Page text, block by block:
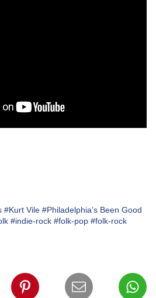
#Kurt Vile #Philadelphia’s Been Good
#indie-rock #folk-pop #folk-rock